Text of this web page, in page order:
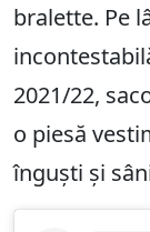
bralette. Pe
2021/22,
o piesă
înguști și